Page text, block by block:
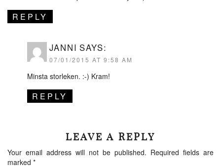
REPLY
JANNI SAYS:
07/01/2015 AT 9:58 AM
Minsta storleken. :-) Kram!
REPLY
LEAVE A REPLY
Your email address will not be published. Required fields are
marked *